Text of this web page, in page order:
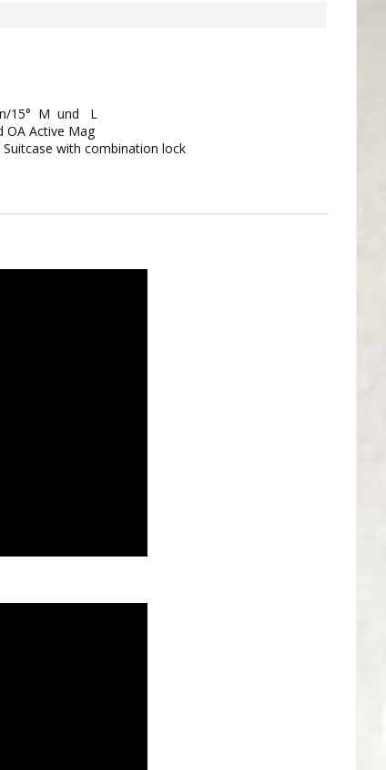
15° M und L
OA Active Mag
with combination lock